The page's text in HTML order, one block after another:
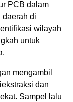
PCB dalam
daerah di
wilayah
untuk
mengambil
dan
Sampel lalu